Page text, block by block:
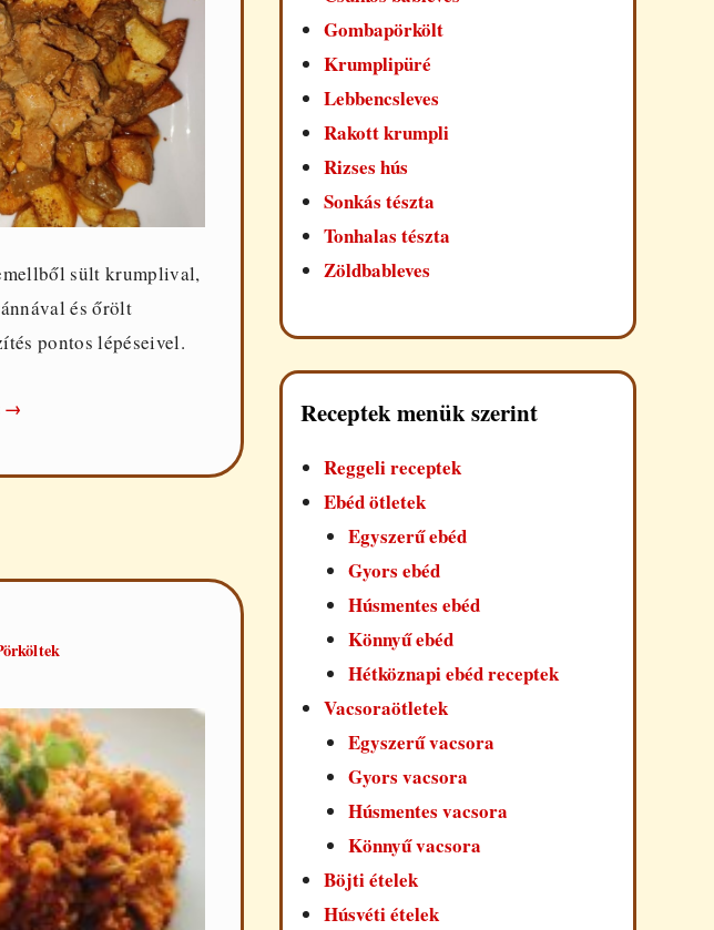
sült krumplival,
és őrölt
pontos lépéseivel.
Brassói
→
Gombapörkölt
Krumplipüré
Lebbencsleves
Rakott krumpli
Rizses hús
Sonkás tészta
Tonhalas tészta
Zöldbableves
Receptek menük szerint
Reggeli receptek
Ebéd ötletek
Egyszerű ebéd
Gyors ebéd
Húsmentes ebéd
Könnyű ebéd
Hétköznapi ebéd receptek
Vacsoraötletek
Egyszerű vacsora
Gyors vacsora
Húsmentes vacsora
Könnyű vacsora
Böjti ételek
Húsvéti ételek